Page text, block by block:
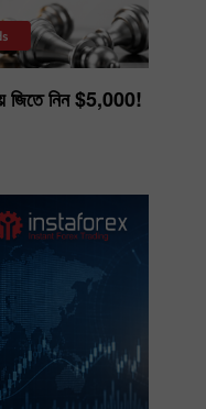
জিতে নিন $5,000!